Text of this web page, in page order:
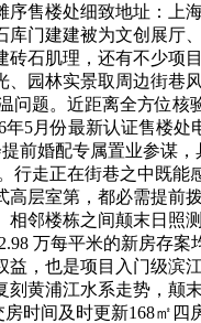
售楼处细致地址：上
门建建被为文创展厅
石肌理，还有不少项
园林实景取周边街巷
题。近距离全方位核
5月份最新认证售楼处
前婚配专属置业参谋
行走正在街巷之中既能
层室第，都必需提前
邻楼栋之间颠末日照
万每平米的新房存案
益，也是项目入门级滨
黄浦江水系走势，颠
时间及时更新168㎡四